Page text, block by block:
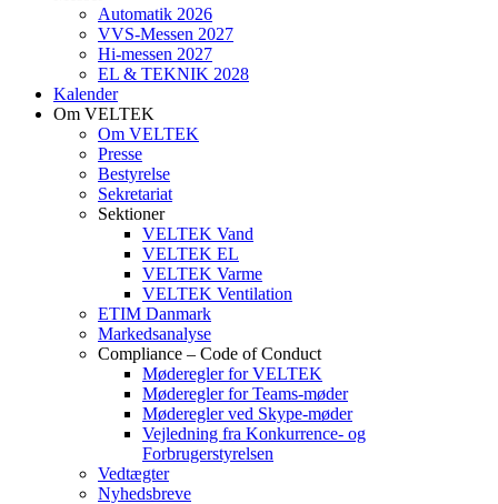
Automatik 2026
VVS-Messen 2027
Hi-messen 2027
EL & TEKNIK 2028
Kalender
Om VELTEK
Om VELTEK
Presse
Bestyrelse
Sekretariat
Sektioner
VELTEK Vand
VELTEK EL
VELTEK Varme
VELTEK Ventilation
ETIM Danmark
Markedsanalyse
Compliance – Code of Conduct
Møderegler for VELTEK
Møderegler for Teams-møder
Møderegler ved Skype-møder
Vejledning fra Konkurrence- og
Forbrugerstyrelsen
Vedtægter
Nyhedsbreve